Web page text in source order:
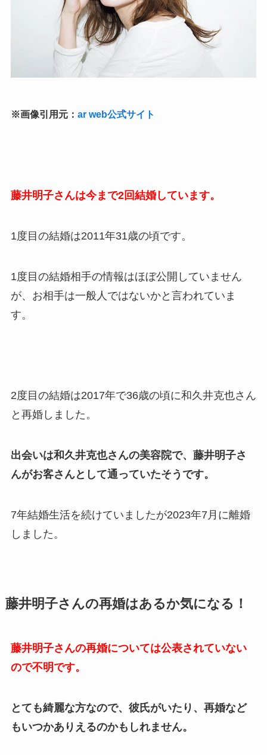
※画像引用元： ar web公式サイト
藤井明子さんは今まで2回結婚しています。
1度目の結婚は2011年31歳の頃です。
1度目の結婚相手の情報はほぼ公開していません
が、お相手は一般人ではないかと言われていま
す。
2度目の結婚は2017年で36歳の頃に和久井克也さん
と再婚しました。
出会いは和久井克也さんの美容院で、藤井明子さ
んがお客さんとして通っていたそうです。
7年結婚生活を続けていましたが2023年7月に離婚
しました。
藤井明子さんの再婚はあるか気になる！
藤井明子さんの再婚については公表されていない
ので不明です。
とても綺麗な方なので、彼氏がいたり、再婚など
もいつかありえるのかもしれません。